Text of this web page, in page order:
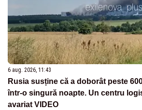
6 aug. 2026, 11:43
Rusia susține că a doborât peste
într-o singură noapte. Un centru
avariat VIDEO